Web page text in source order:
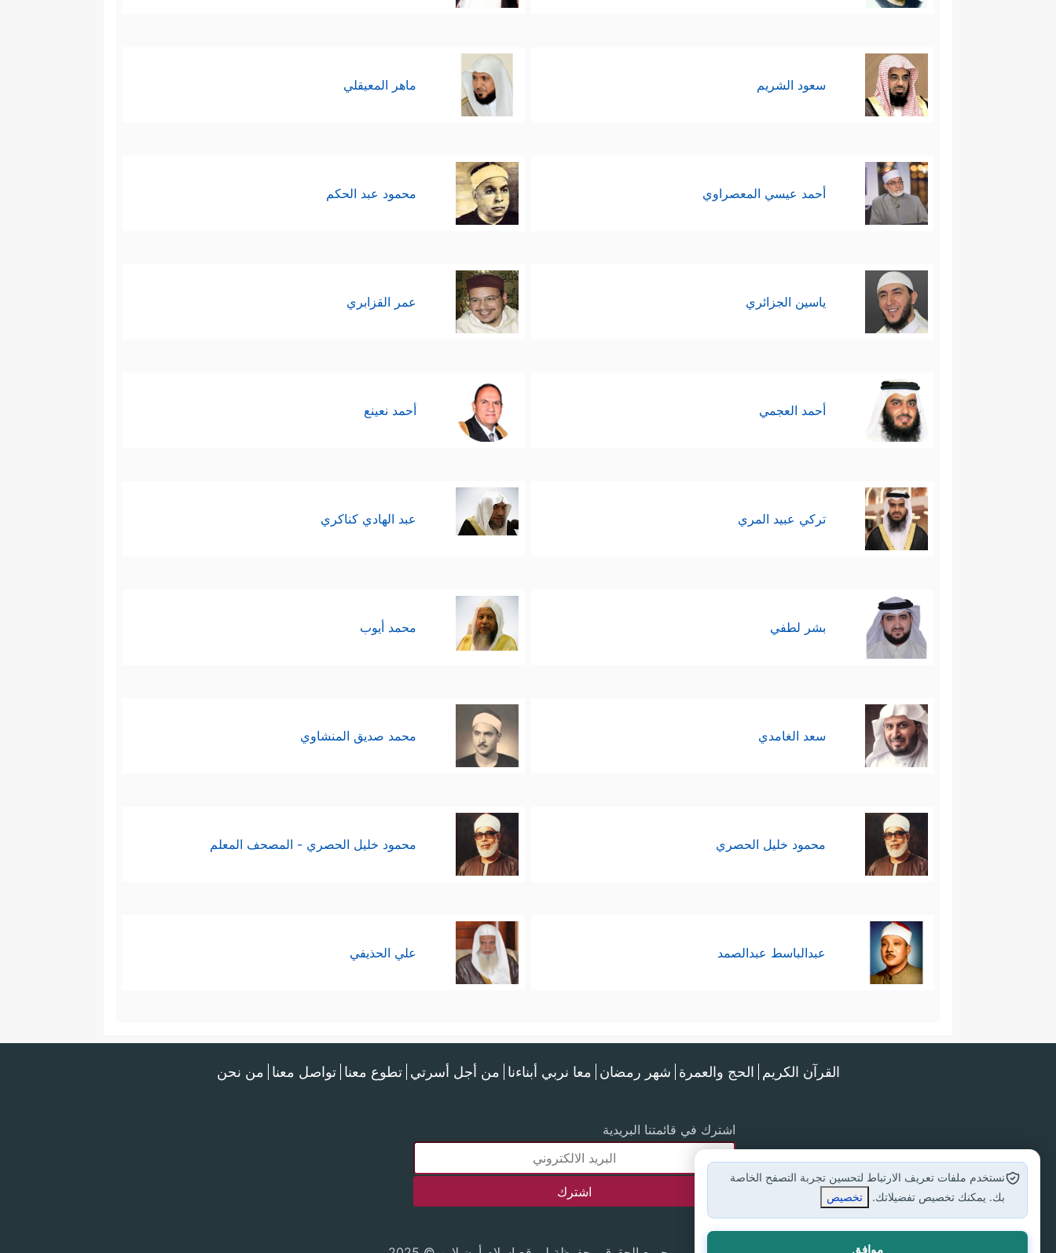
سعود الشريم ماهر المعيقلي
أحمد عيسي المعصراوي محمود عبد الحكم
ياسين الجزائري عمر القزابري
أحمد العجمي أحمد نعينع
تركي عبيد المري عبد الهادي كناكري
بشر لطفي محمد أيوب
سعد الغامدي محمد صديق المنشاوي
محمود خليل الحصري محمود خليل الحصري - المصحف المعلم
عبدالباسط عبدالصمد علي الحذيفي
القرآن الكريم الحج والعمرة شهر رمضان معا نربي أبناءنا من أجل أسرتي تطوع معنا تواصل معنا من نحن
اشترك في قائمتنا البريدية
نستخدم ملفات تعريف الارتباط لتحسين تجربة التصفح الخاصة
بك. يمكنك تخصيص تفضيلاتك.
تخصيص
موافق